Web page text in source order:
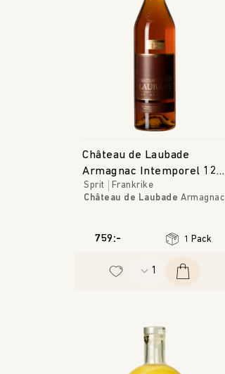
Château de Laubade
Armagnac Intemporel 12
ans
Sprit
Frankrike
Château de Laubade Armagnac
759:- 1 Pack